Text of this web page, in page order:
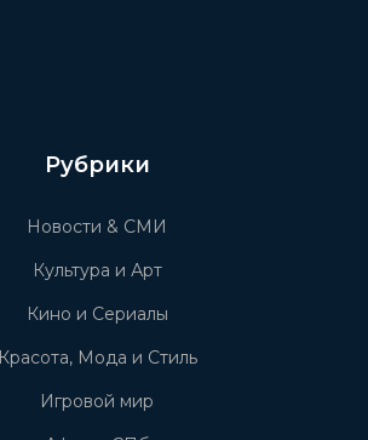
Рубрики
Новости & СМИ
Культура и Арт
Кино и Сериалы
Красота, Мода и Стиль
Игровой мир